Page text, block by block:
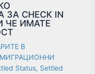
CHECK IN
ЧЕ ИМАТЕ
В
Status, Settled